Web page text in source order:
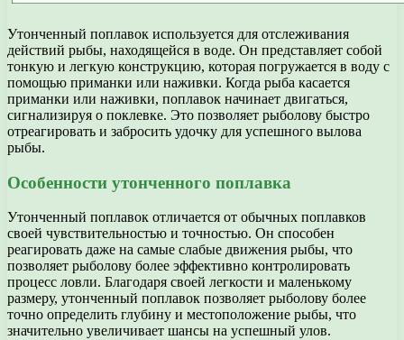
Утонченный поплавок используется для отслеживания
действий рыбы, находящейся в воде. Он представляет собой
тонкую и легкую конструкцию, которая погружается в воду с
помощью приманки или наживки. Когда рыба касается
приманки или наживки, поплавок начинает двигаться,
сигнализируя о поклевке. Это позволяет рыболову быстро
отреагировать и забросить удочку для успешного вылова
рыбы.
Особенности утонченного поплавка
Утонченный поплавок отличается от обычных поплавков
своей чувствительностью и точностью. Он способен
реагировать даже на самые слабые движения рыбы, что
позволяет рыболову более эффективно контролировать
процесс ловли. Благодаря своей легкости и маленькому
размеру, утонченный поплавок позволяет рыболову более
точно определить глубину и местоположение рыбы, что
значительно увеличивает шансы на успешный улов.